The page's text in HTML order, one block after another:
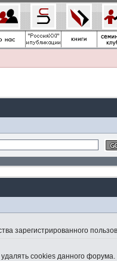
зарегистрированного
cookies данного форума.